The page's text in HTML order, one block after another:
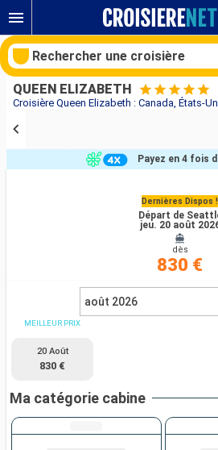
QUEEN ELIZABETH
Dernières Dispos !
Départ de
jeu. 20 août
dès
830 €
Payez en 4 fois
août 2026
MEILLEUR PRIX
20 Août
830 €
Ma catégorie cabine
Rechercher une croisière